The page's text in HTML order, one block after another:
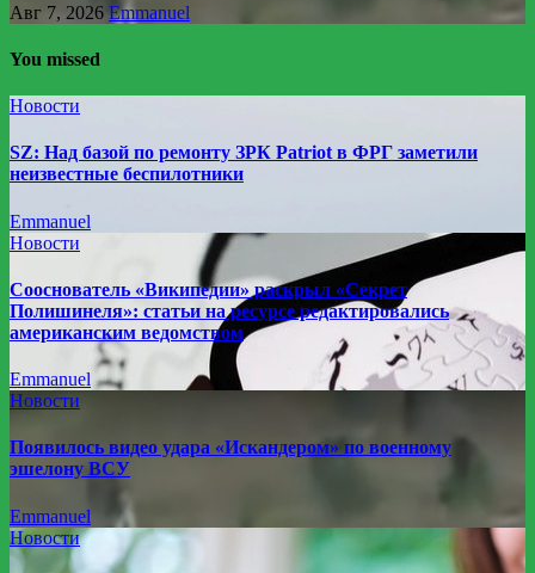
Авг 7, 2026 Emmanuel
You missed
Новости
SZ: Над базой по ремонту ЗРК Patriot в ФРГ заметили
неизвестные беспилотники
Emmanuel
Новости
Сооснователь «Википедии» раскрыл «Секрет
Полишинеля»: статьи на ресурсе редактировались
американским ведомством
Emmanuel
Новости
Появилось видео удара «Искандером» по военному
эшелону ВСУ
Emmanuel
Новости